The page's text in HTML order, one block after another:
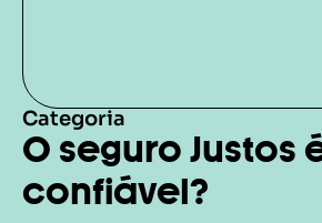
Categoria
O seguro Justos
confiável?